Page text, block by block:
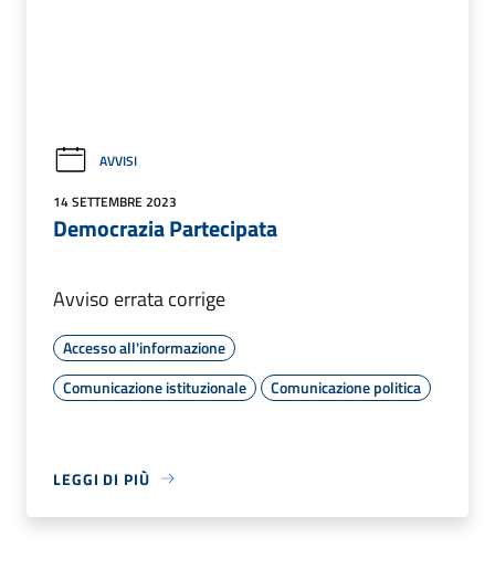
AVVISI
14 SETTEMBRE 2023
Democrazia Partecipata
Avviso errata corrige
Accesso all'informazione
Comunicazione istituzionale
Comunicazione politica
LEGGI DI PIÙ